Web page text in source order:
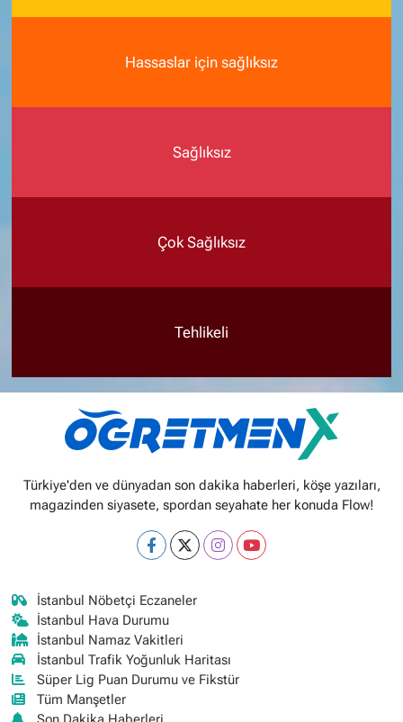
Hassaslar için sağlıksız
Sağlıksız
Çok Sağlıksız
Tehlikeli
Türkiye'den ve dünyadan son dakika haberleri, köşe yazıları,
magazinden siyasete, spordan seyahate her konuda Flow!
İstanbul Nöbetçi Eczaneler
İstanbul Hava Durumu
İstanbul Namaz Vakitleri
İstanbul Trafik Yoğunluk Haritası
Süper Lig Puan Durumu ve Fikstür
Tüm Manşetler